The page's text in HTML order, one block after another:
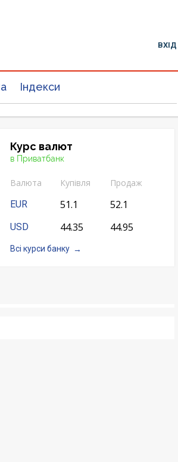
ВХІД
Індекси
Курс валют
в Приватбанк
Валюта Купівля
Продаж
EUR
51.1 52.1
USD 44.35 44.95
Всі курси банку